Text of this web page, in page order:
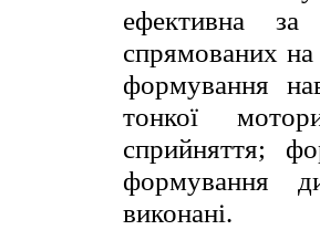
ефективна
спрямованих на
формування
тонкої
сприйняття;
формування
виконані.